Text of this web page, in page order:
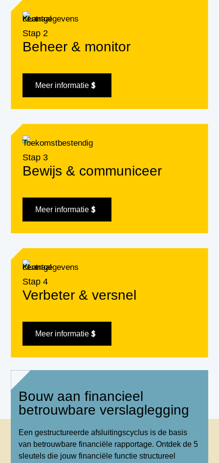
Stap 2
Beheer & monitor
Meer informatie
Stap 3
Bewijs & communiceer
Meer informatie
Stap 4
Verbeter & versnel
Meer informatie
Bouw aan financieel
betrouwbare verslaglegging
Een gestructureerde afsluitingscyclus is de basis
van betrouwbare financiële rapportage. Ontdek de 5
sleutels die jouw financiële functie structureel